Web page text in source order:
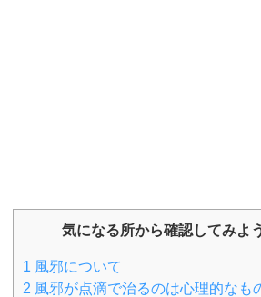
気になる所から確認してみよ
1 風邪について
2 風邪が点滴で治るのは心理的なも